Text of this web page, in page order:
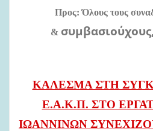
Προς: Όλους τους
&
ΚΑΛΕΣΜΑ ΣΤΗ
Ε.Α.Κ.Π. ΣΤΟ
ΙΩΑΝΝΙΝΩΝ